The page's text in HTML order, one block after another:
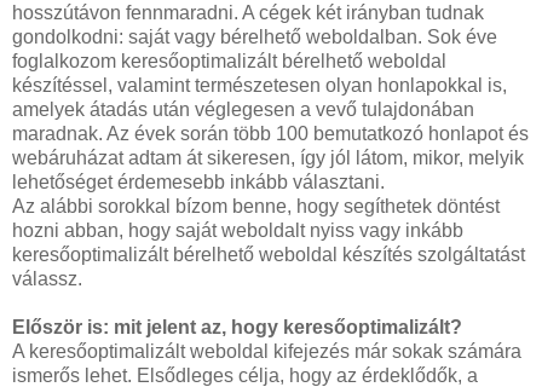
hosszútávon fennmaradni. A cégek két irányban tudnak
gondolkodni: saját vagy bérelhető weboldalban. Sok éve
foglalkozom keresőoptimalizált bérelhető weboldal
készítéssel, valamint természetesen olyan honlapokkal is,
amelyek átadás után véglegesen a vevő tulajdonában
maradnak. Az évek során több 100 bemutatkozó honlapot és
webáruházat adtam át sikeresen, így jól látom, mikor, melyik
lehetőséget érdemesebb inkább választani.
Az alábbi sorokkal bízom benne, hogy segíthetek döntést
hozni abban, hogy saját weboldalt nyiss vagy inkább
keresőoptimalizált bérelhető weboldal készítés szolgáltatást
válassz.
Először is: mit jelent az, hogy keresőoptimalizált?
A keresőoptimalizált weboldal kifejezés már sokak számára
ismerős lehet. Elsődleges célja, hogy az érdeklődők, a